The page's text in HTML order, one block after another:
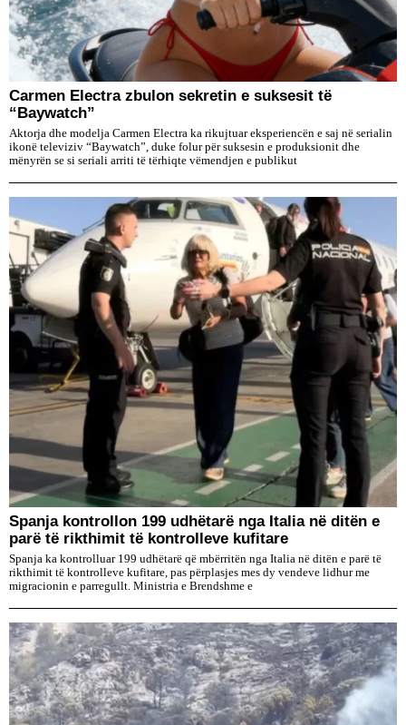
Carmen Electra zbulon sekretin e suksesit të
“Baywatch”
Aktorja dhe modelja Carmen Electra ka rikujtuar eksperiencën e saj në serialin
ikonë televiziv “Baywatch”, duke folur për suksesin e produksionit dhe
mënyrën se si seriali arriti të tërhiqte vëmendjen e publikut
Spanja kontrollon 199 udhëtarë nga Italia në ditën e
parë të rikthimit të kontrolleve kufitare
Spanja ka kontrolluar 199 udhëtarë që mbërritën nga Italia në ditën e parë të
rikthimit të kontrolleve kufitare, pas përplasjes mes dy vendeve lidhur me
migracionin e parregullt. Ministria e Brendshme e